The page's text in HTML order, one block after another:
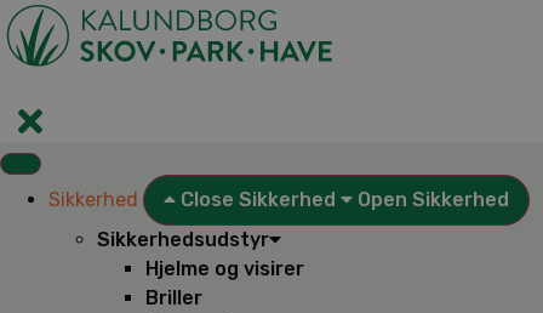
Videre
til
indhold
Sikkerhed Close Sikkerhed
Open Sikkerhed
Sikkerhedsudstyr
Hjelme og visirer
Briller